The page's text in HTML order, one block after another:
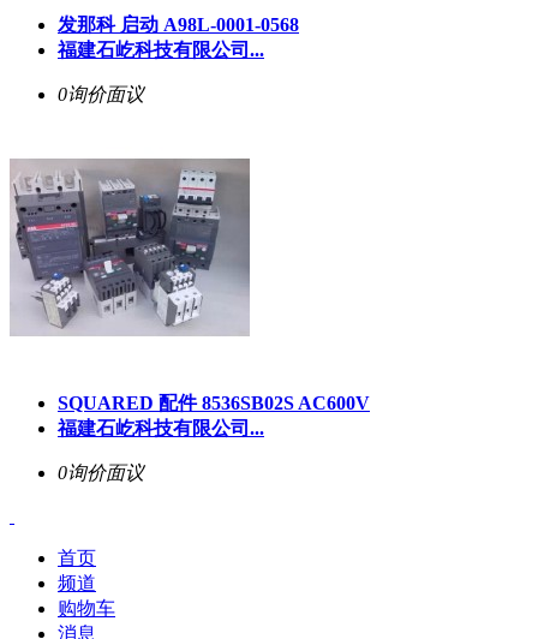
发那科 启动 A98L-0001-0568
福建石屹科技有限公司...
0询价面议
SQUARED 配件 8536SB02S AC600V
福建石屹科技有限公司...
0询价面议
首页
频道
购物车
消息